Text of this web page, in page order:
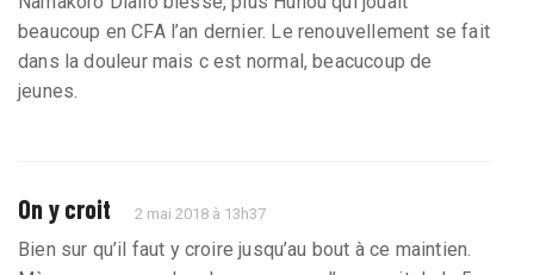
beaucoup en CFA l’an dernier. Le renouvellement se fait
dans la douleur mais c est normal, beacucoup de
jeunes.
On y croit 2 mai 2018 à 13h37
Bien sur qu’il faut y croire jusqu’au bout à ce maintien.